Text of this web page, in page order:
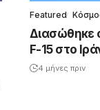
Featured
Διασώθηκε
F-15 στο
4 μήνες πριν